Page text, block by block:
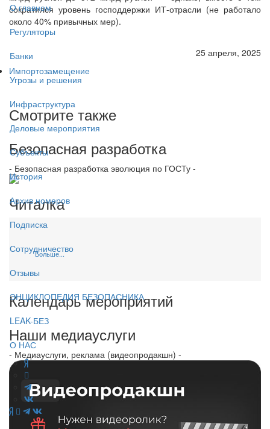
О главном
Регуляторы
Банки
Угрозы и решения
Инфраструктура
Деловые мероприятия
Субъекты
История
Архив номеров
Подписка
Сотрудничество
Отзывы
ЭНЦИКЛОПЕДИЯ БЕЗОПАСНИКА
LEAK-БЕЗ
О НАС
сократился уровень господдержки ИТ-отрасли (не работало
около 40% привычных мер).
25 апреля, 2025
Импортозамещение
Смотрите также
Безопасная разработка
- Безопасная разработка эволюция по ГОСТу -
Читалка
Больше...
Календарь мероприятий
Наши медиауслуги
- Медиауслуги, реклама (видеопродакшн) -